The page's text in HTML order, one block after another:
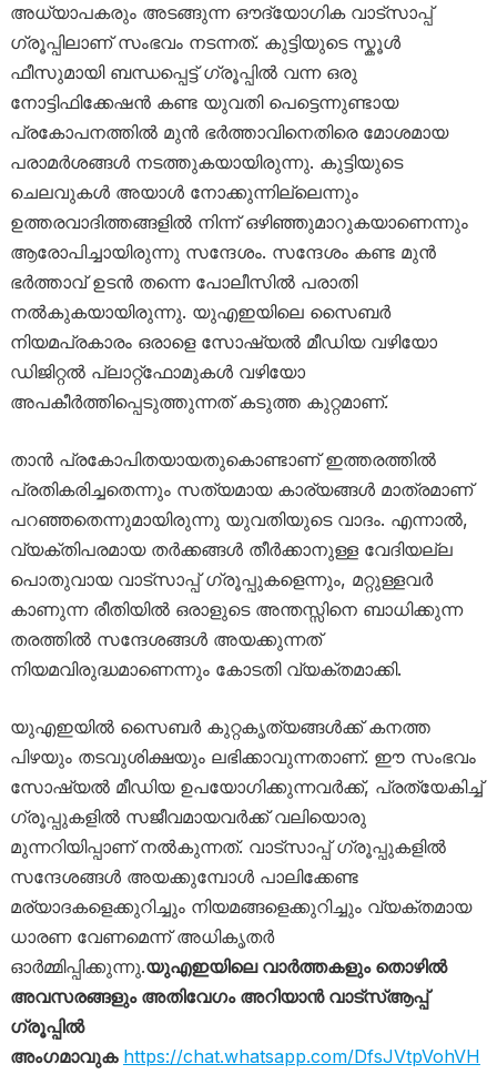
അധ്യാപകരും അടങ്ങുന്ന ഔദ്യോഗിക വാട്സാപ്പ്
ഗ്രൂപ്പിലാണ് സംഭവം നടന്നത്. കുട്ടിയുടെ സ്കൂൾ
ഫീസുമായി ബന്ധപ്പെട്ട് ഗ്രൂപ്പിൽ വന്ന ഒരു
നോട്ടിഫിക്കേഷൻ കണ്ട യുവതി പെട്ടെന്നുണ്ടായ
പ്രകോപനത്തിൽ മുൻ ഭർത്താവിനെതിരെ മോശമായ
പരാമർശങ്ങൾ നടത്തുകയായിരുന്നു. കുട്ടിയുടെ
ചെലവുകൾ അയാൾ നോക്കുന്നില്ലെന്നും
ഉത്തരവാദിത്തങ്ങളിൽ നിന്ന് ഒഴിഞ്ഞുമാറുകയാണെന്നും
ആരോപിച്ചായിരുന്നു സന്ദേശം. സന്ദേശം കണ്ട മുൻ
ഭർത്താവ് ഉടൻ തന്നെ പോലീസിൽ പരാതി
നൽകുകയായിരുന്നു. യുഎഇയിലെ സൈബർ
നിയമപ്രകാരം ഒരാളെ സോഷ്യൽ മീഡിയ വഴിയോ
ഡിജിറ്റൽ പ്ലാറ്റ്‌ഫോമുകൾ വഴിയോ
അപകീർത്തിപ്പെടുത്തുന്നത് കടുത്ത കുറ്റമാണ്.
താൻ പ്രകോപിതയായതുകൊണ്ടാണ് ഇത്തരത്തിൽ
പ്രതികരിച്ചതെന്നും സത്യമായ കാര്യങ്ങൾ മാത്രമാണ്
പറഞ്ഞതെന്നുമായിരുന്നു യുവതിയുടെ വാദം. എന്നാൽ,
വ്യക്തിപരമായ തർക്കങ്ങൾ തീർക്കാനുള്ള വേദിയല്ല
പൊതുവായ വാട്സാപ്പ് ഗ്രൂപ്പുകളെന്നും, മറ്റുള്ളവർ
കാണുന്ന രീതിയിൽ ഒരാളുടെ അന്തസ്സിനെ ബാധിക്കുന്ന
തരത്തിൽ സന്ദേശങ്ങൾ അയക്കുന്നത്
നിയമവിരുദ്ധമാണെന്നും കോടതി വ്യക്തമാക്കി.
യുഎഇയിൽ സൈബർ കുറ്റകൃത്യങ്ങൾക്ക് കനത്ത
പിഴയും തടവുശിക്ഷയും ലഭിക്കാവുന്നതാണ്. ഈ സംഭവം
സോഷ്യൽ മീഡിയ ഉപയോഗിക്കുന്നവർക്ക്, പ്രത്യേകിച്ച്
ഗ്രൂപ്പുകളിൽ സജീവമായവർക്ക് വലിയൊരു
മുന്നറിയിപ്പാണ് നൽകുന്നത്. വാട്സാപ്പ് ഗ്രൂപ്പുകളിൽ
സന്ദേശങ്ങൾ അയക്കുമ്പോൾ പാലിക്കേണ്ട
മര്യാദകളെക്കുറിച്ചും നിയമങ്ങളെക്കുറിച്ചും വ്യക്തമായ
ധാരണ വേണമെന്ന് അധികൃതർ
ഓർമ്മിപ്പിക്കുന്നു.യുഎഇയിലെ വാർത്തകളും തൊഴിൽ
അവസരങ്ങളും അതിവേഗം അറിയാൻ വാട്സ്ആപ്പ്
ഗ്രൂപ്പിൽ
അംഗമാവുക https://chat.whatsapp.com/DfsJVtpVohVH